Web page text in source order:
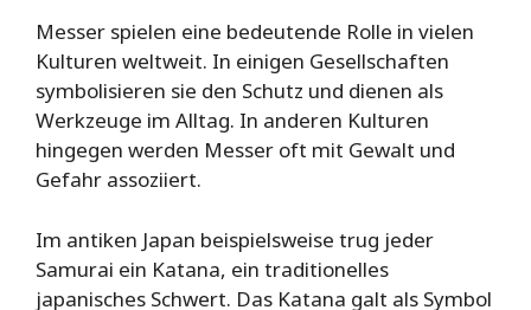
Messer spielen eine bedeutende Rolle in vielen
Kulturen weltweit. In einigen Gesellschaften
symbolisieren sie den Schutz und dienen als
Werkzeuge im Alltag. In anderen Kulturen
hingegen werden Messer oft mit Gewalt und
Gefahr assoziiert.
Im antiken Japan beispielsweise trug jeder
Samurai ein Katana, ein traditionelles
japanisches Schwert. Das Katana galt als Symbol